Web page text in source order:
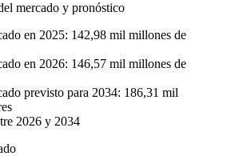
mercado y pronóstico
en 2025: 142,98 mil millones de
en 2026: 146,57 mil millones de
previsto para 2034: 186,31 mil
2026 y 2034